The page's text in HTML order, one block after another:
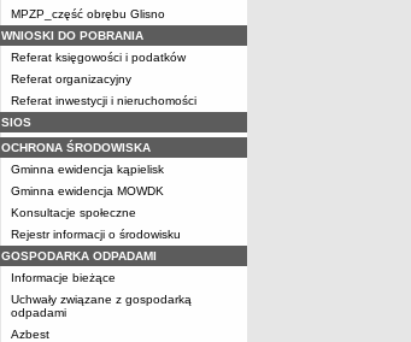
MPZP_część obrębu Glisno
WNIOSKI DO POBRANIA
Referat księgowości i podatków
Referat organizacyjny
Referat inwestycji i nieruchomości
SIOS
OCHRONA ŚRODOWISKA
Gminna ewidencja kąpielisk
Gminna ewidencja MOWDK
Konsultacje społeczne
Rejestr informacji o środowisku
GOSPODARKA ODPADAMI
Informacje bieżące
Uchwały związane z gospodarką
odpadami
Azbest